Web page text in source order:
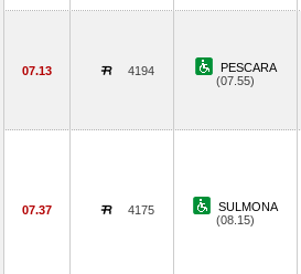
07.13 4194
PESCARA
(07.55)
07.37 4175
SULMONA
(08.15)